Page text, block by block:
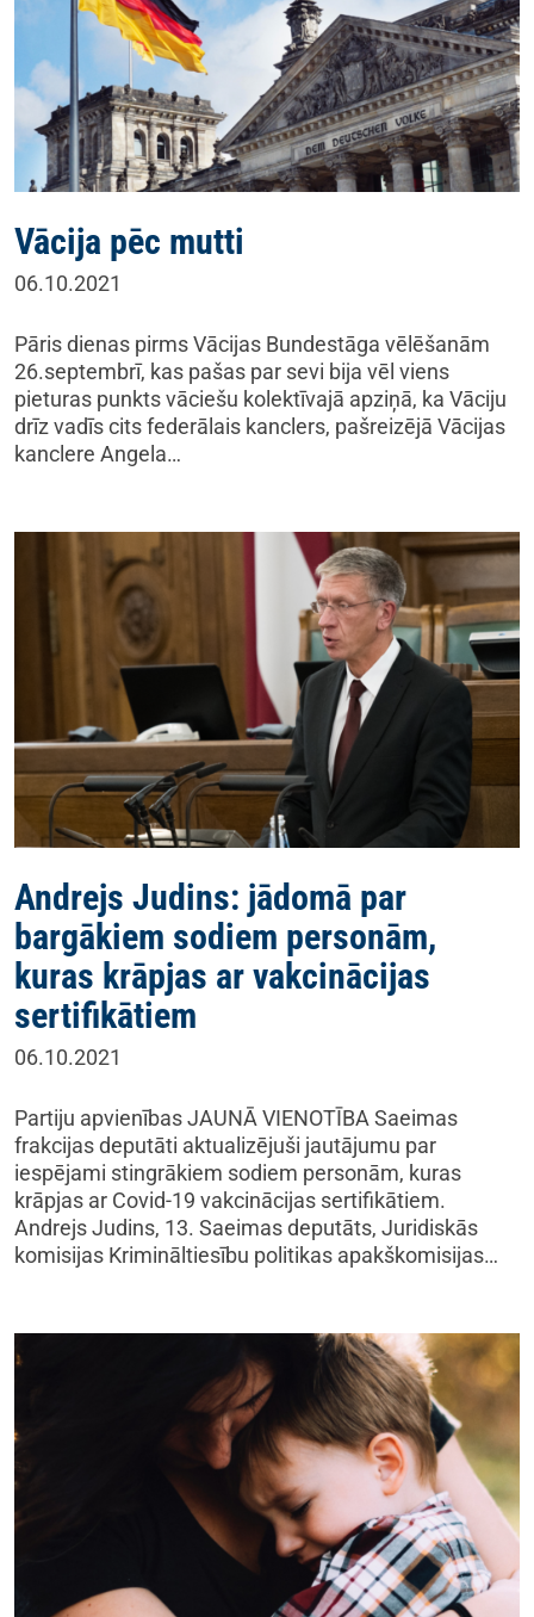
Vācija pēc mutti
06.10.2021
Pāris dienas pirms Vācijas Bundestāga vēlēšanām
26.septembrī, kas pašas par sevi bija vēl viens
pieturas punkts vāciešu kolektīvajā apziņā, ka Vāciju
drīz vadīs cits federālais kanclers, pašreizējā Vācijas
kanclere Angela…
Andrejs Judins: jādomā par
bargākiem sodiem personām,
kuras krāpjas ar vakcinācijas
sertifikātiem
06.10.2021
Partiju apvienības JAUNĀ VIENOTĪBA Saeimas
frakcijas deputāti aktualizējuši jautājumu par
iespējami stingrākiem sodiem personām, kuras
krāpjas ar Covid-19 vakcinācijas sertifikātiem.
Andrejs Judins, 13. Saeimas deputāts, Juridiskās
komisijas Krimināltiesību politikas apakškomisijas…